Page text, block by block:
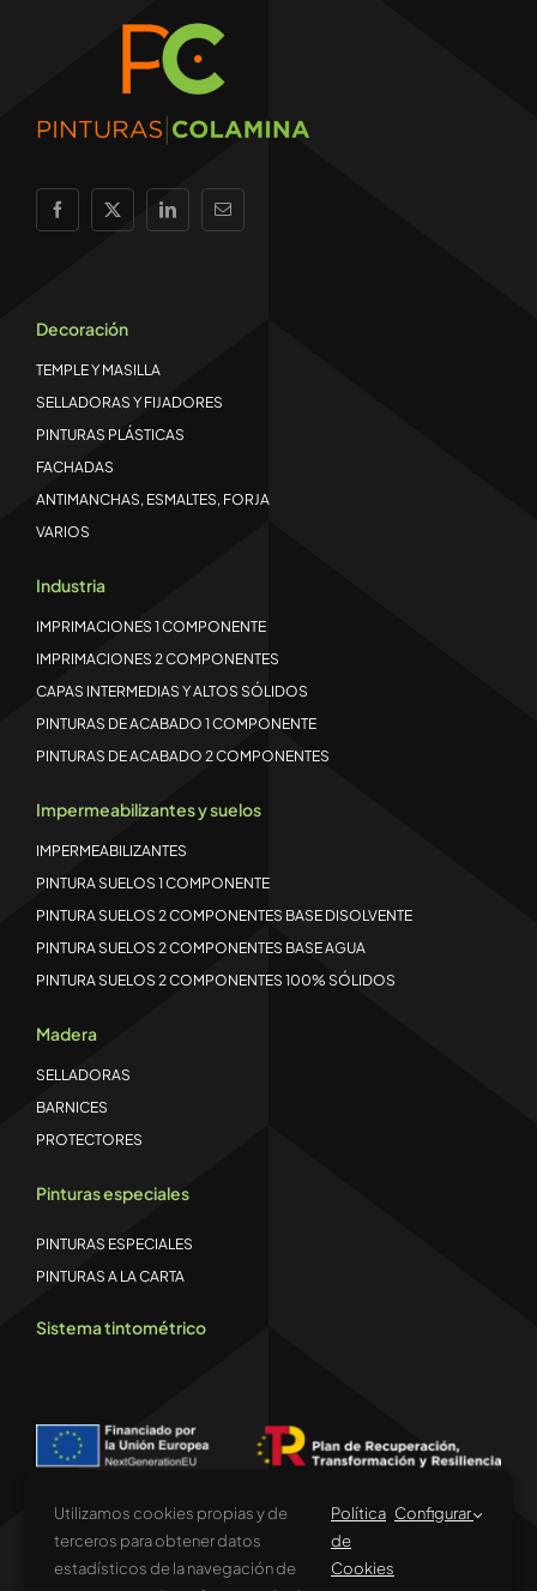
Decoración
TEMPLE Y MASILLA
SELLADORAS Y FIJADORES
PINTURAS PLÁSTICAS
FACHADAS
ANTIMANCHAS, ESMALTES, FORJA
VARIOS
Industria
IMPRIMACIONES 1 COMPONENTE
IMPRIMACIONES 2 COMPONENTES
CAPAS INTERMEDIAS Y ALTOS SÓLIDOS
PINTURAS DE ACABADO 1 COMPONENTE
PINTURAS DE ACABADO 2 COMPONENTES
Impermeabilizantes y suelos
IMPERMEABILIZANTES
PINTURA SUELOS 1 COMPONENTE
PINTURA SUELOS 2 COMPONENTES BASE DISOLVENTE
PINTURA SUELOS 2 COMPONENTES BASE AGUA
PINTURA SUELOS 2 COMPONENTES 100% SÓLIDOS
Madera
SELLADORAS
BARNICES
PROTECTORES
Pinturas especiales
PINTURAS ESPECIALES
PINTURAS A LA CARTA
Sistema tintométrico
Financiado por la Unión Europea – NextGenerationEU. Sin embargo, los
Utilizamos cookies propias y de
terceros para obtener datos
estadísticos de la navegación de
Política
de
Cookies
Configurar